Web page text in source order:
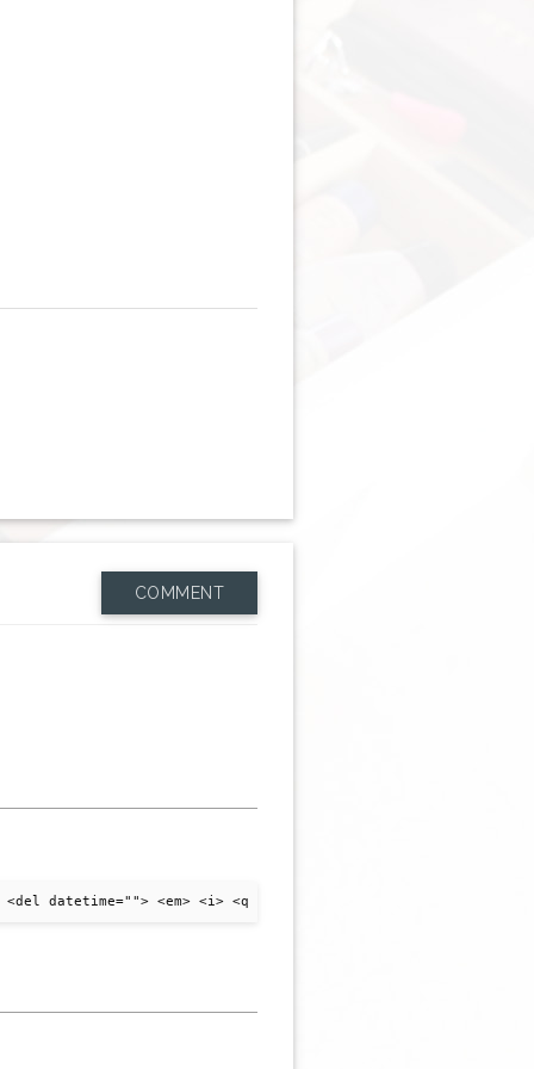
COMMENT
datetime=""> <em> <i> <q cite=""> <strike> <strong>